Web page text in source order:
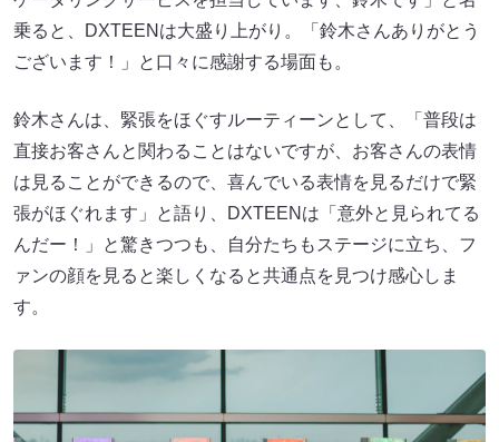
乗ると、DXTEENは⼤盛り上がり。「鈴⽊さんありがとう
ございます！」と⼝々に感謝する場⾯も。
鈴⽊さんは、緊張をほぐすルーティーンとして、「普段は
直接お客さんと関わることはないですが、お客さんの表情
は⾒ることができるので、喜んでいる表情を⾒るだけで緊
張がほぐれます」と語り、DXTEENは「意外と⾒られてる
んだー！」と驚きつつも、⾃分たちもステージに⽴ち、フ
ァンの顔を⾒ると楽しくなると共通点を⾒つけ感⼼しま
す。